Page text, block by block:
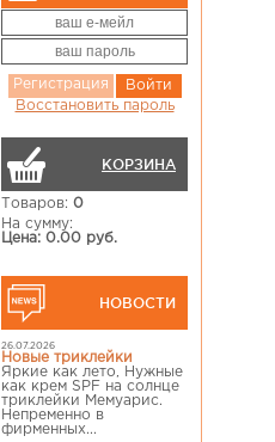
Регистрация
Войти
Восстановить пароль
КОРЗИНА
Товаров: 0
На сумму:
Цена: 0.00 руб.
НОВОСТИ
26.07.2026
Новые триклейки
Яркие как лето, Нужные
как крем SPF на солнце
триклейки Мемуарис.
Непременно в
фирменных...